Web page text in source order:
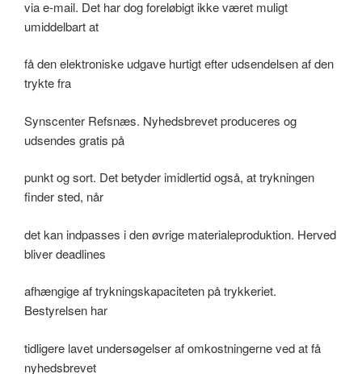
via e-mail. Det har dog foreløbigt ikke været muligt
umiddelbart at
få den elektroniske udgave hurtigt efter udsendelsen af den
trykte fra
Synscenter Refsnæs. Nyhedsbrevet produceres og
udsendes gratis på
punkt og sort. Det betyder imidlertid også, at trykningen
finder sted, når
det kan indpasses i den øvrige materialeproduktion. Herved
bliver deadlines
afhængige af trykningskapaciteten på trykkeriet.
Bestyrelsen har
tidligere lavet undersøgelser af omkostningerne ved at få
nyhedsbrevet